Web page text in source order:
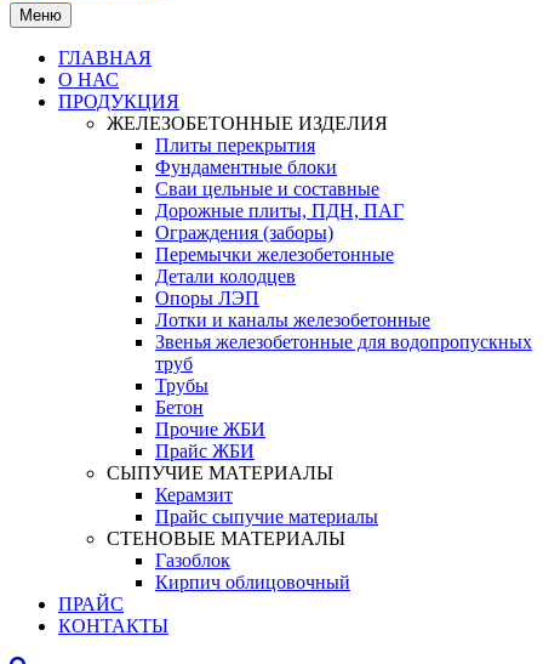
Меню
ГЛАВНАЯ
О НАС
ПРОДУКЦИЯ
ЖЕЛЕЗОБЕТОННЫЕ ИЗДЕЛИЯ
Плиты перекрытия
Фундаментные блоки
Сваи цельные и составные
Дорожные плиты, ПДН, ПАГ
Ограждения (заборы)
Перемычки железобетонные
Детали колодцев
Опоры ЛЭП
Лотки и каналы железобетонные
Звенья железобетонные для водопропускных
труб
Трубы
Бетон
Прочие ЖБИ
Прайс ЖБИ
СЫПУЧИЕ МАТЕРИАЛЫ
Керамзит
Прайс сыпучие материалы
СТЕНОВЫЕ МАТЕРИАЛЫ
Газоблок
Кирпич облицовочный
ПРАЙС
КОНТАКТЫ